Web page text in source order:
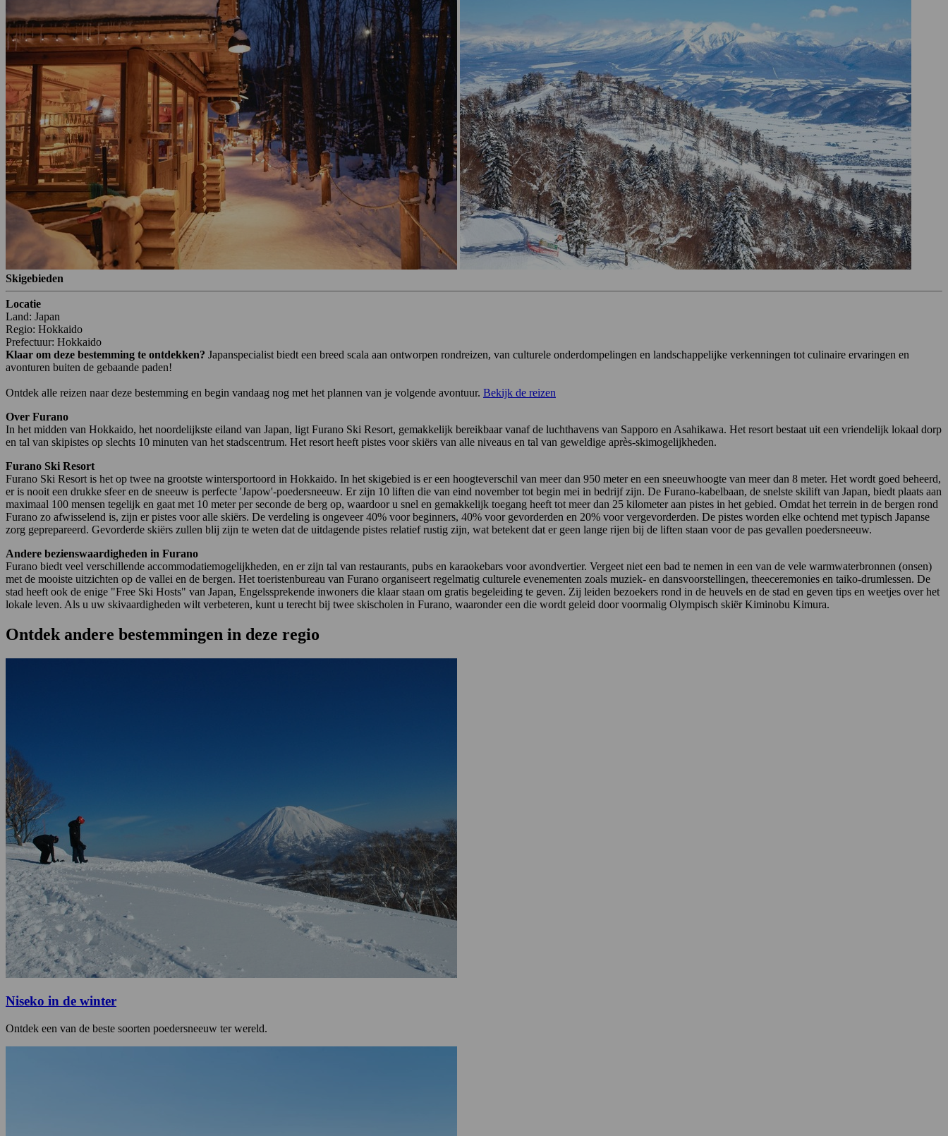
Skigebieden
Locatie
Land: Japan
Regio: Hokkaido
Prefectuur: Hokkaido
Klaar om deze bestemming te ontdekken? Japanspecialist biedt een breed scala aan ontworpen rondreizen, van culturele onderdompelingen en landschappelijke verkenningen tot culinaire ervaringen en
avonturen buiten de gebaande paden!
Ontdek alle reizen naar deze bestemming en begin vandaag nog met het plannen van je volgende avontuur. Bekijk de reizen
Over Furano
In het midden van Hokkaido, het noordelijkste eiland van Japan, ligt Furano Ski Resort, gemakkelijk bereikbaar vanaf de luchthavens van Sapporo en Asahikawa. Het resort bestaat uit een vriendelijk lokaal dorp
en tal van skipistes op slechts 10 minuten van het stadscentrum. Het resort heeft pistes voor skiërs van alle niveaus en tal van geweldige après-skimogelijkheden.
Furano Ski Resort
Furano Ski Resort is het op twee na grootste wintersportoord in Hokkaido. In het skigebied is er een hoogteverschil van meer dan 950 meter en een sneeuwhoogte van meer dan 8 meter. Het wordt goed beheerd,
er is nooit een drukke sfeer en de sneeuw is perfecte 'Japow'-poedersneeuw. Er zijn 10 liften die van eind november tot begin mei in bedrijf zijn. De Furano-kabelbaan, de snelste skilift van Japan, biedt plaats aan
maximaal 100 mensen tegelijk en gaat met 10 meter per seconde de berg op, waardoor u snel en gemakkelijk toegang heeft tot meer dan 25 kilometer aan pistes in het gebied. Omdat het terrein in de bergen rond
Furano zo afwisselend is, zijn er pistes voor alle skiërs. De verdeling is ongeveer 40% voor beginners, 40% voor gevorderden en 20% voor vergevorderden. De pistes worden elke ochtend met typisch Japanse
zorg geprepareerd. Gevorderde skiërs zullen blij zijn te weten dat de uitdagende pistes relatief rustig zijn, wat betekent dat er geen lange rijen bij de liften staan voor de pas gevallen poedersneeuw.
Andere bezienswaardigheden in Furano
Furano biedt veel verschillende accommodatiemogelijkheden, en er zijn tal van restaurants, pubs en karaokebars voor avondvertier. Vergeet niet een bad te nemen in een van de vele warmwaterbronnen (onsen)
met de mooiste uitzichten op de vallei en de bergen. Het toeristenbureau van Furano organiseert regelmatig culturele evenementen zoals muziek- en dansvoorstellingen, theeceremonies en taiko-drumlessen. De
stad heeft ook de enige "Free Ski Hosts" van Japan, Engelssprekende inwoners die klaar staan om gratis begeleiding te geven. Zij leiden bezoekers rond in de heuvels en de stad en geven tips en weetjes over het
lokale leven. Als u uw skivaardigheden wilt verbeteren, kunt u terecht bij twee skischolen in Furano, waaronder een die wordt geleid door voormalig Olympisch skiër Kiminobu Kimura.
Ontdek andere bestemmingen in deze regio
Niseko in de winter
Ontdek een van de beste soorten poedersneeuw ter wereld.